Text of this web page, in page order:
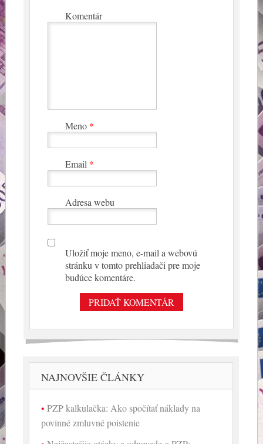
Komentár
Meno *
Email *
Adresa webu
Uložiť moje meno, e-mail a webovú
stránku v tomto prehliadači pre moje
budúce komentáre.
NAJNOVŠIE ČLÁNKY
PZP kalkulačka: Ako spočítať náklady na
povinné zmluvné poistenie